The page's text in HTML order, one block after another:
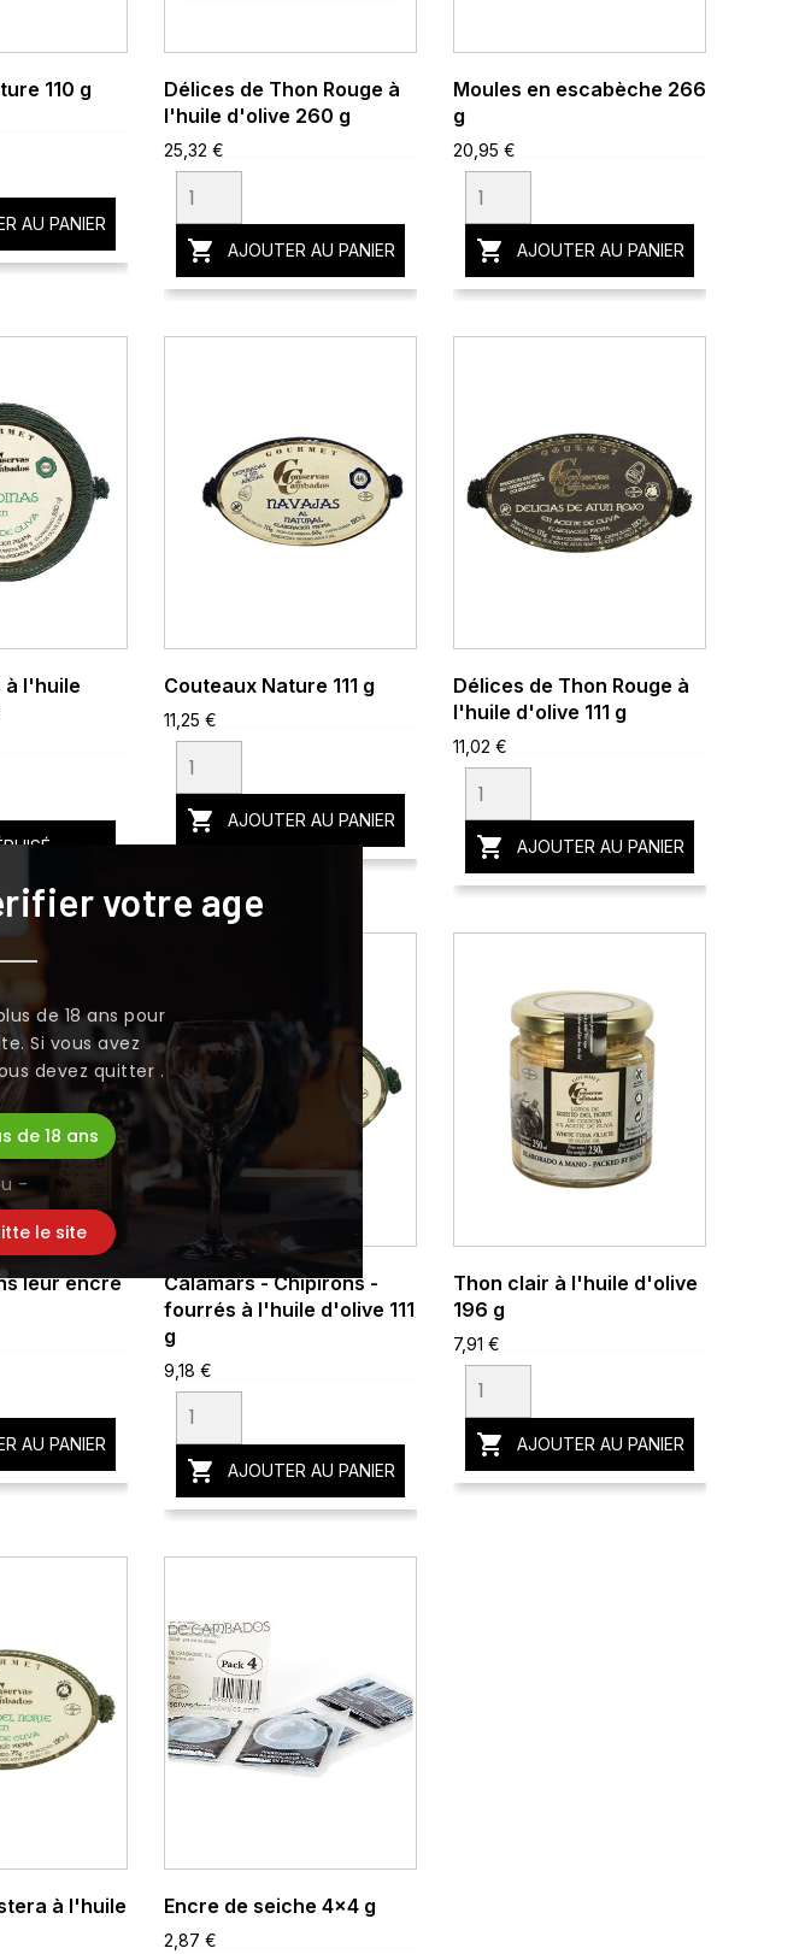
110 g
AU PANIER
Délices de Thon Rouge à
l'huile d'olive 260 g
25,32 €
 AJOUTER AU PANIER
Moules en escabèche 266
g
20,95 €
 AJOUTER AU PANIER
à l'huile
Couteaux Nature 111 g
11,25 €
 AJOUTER AU PANIER
Délices de Thon Rouge à
l'huile d'olive 111 g
11,02 €
 AJOUTER AU PANIER
leur encre
AU PANIER
Calamars - Chipirons -
fourrés à l'huile d'olive 111
g
9,18 €
 AJOUTER AU PANIER
Thon clair à l'huile d'olive
196 g
7,91 €
 AJOUTER AU PANIER
à l'huile
Encre de seiche 4x4 g
2,87 €
votre age
de 18 ans pour
Si vous avez
devez quitter .
de 18 ans
-
le site